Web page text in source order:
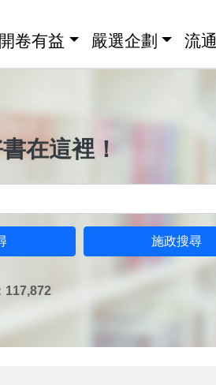
卷有益 嚴選企劃 流
在這裡！
施政搜尋
117,872